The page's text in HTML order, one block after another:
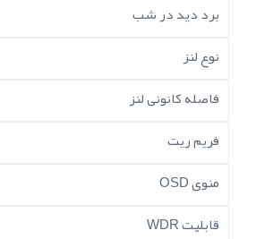
برد دید در شب
نوع لنز
فاصله کانونی لنز
فریم ریت
منوی OSD
قابلیت WDR